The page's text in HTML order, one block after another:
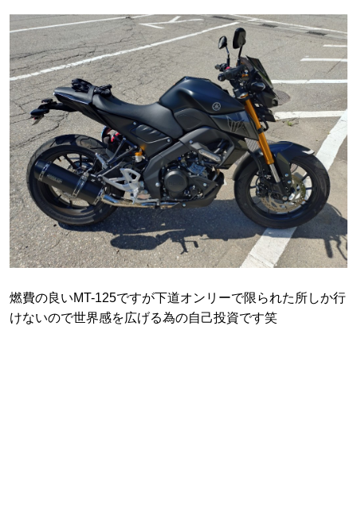
燃費の良いMT-125ですが下道オンリーで限られた所しか行
けないので世界感を広げる為の自己投資です笑